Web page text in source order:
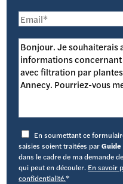
En soumettant ce
saisies soient traitées par
dans le cadre de ma demande
qui peut en découler. En savoir
confidentialité.*